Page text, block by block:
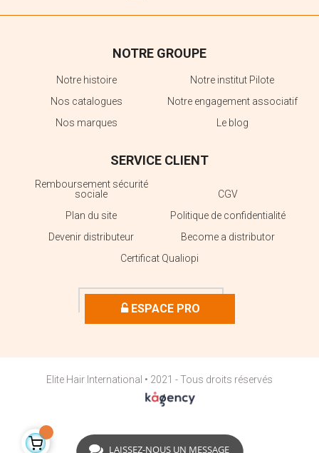
NOTRE GROUPE
Notre histoire
Notre institut Pilote
Nos catalogues
Notre engagement associatif
Nos marques
Le blog
SERVICE CLIENT
Remboursement sécurité
sociale
CGV
Plan du site
Politique de confidentialité
Devenir distributeur
Become a distributor
Certificat Qualiopi
ESPACE PRO
Elite Hair International • 2021 - Tous droits réservés
LAISSEZ-NOUS UN MESSAGE